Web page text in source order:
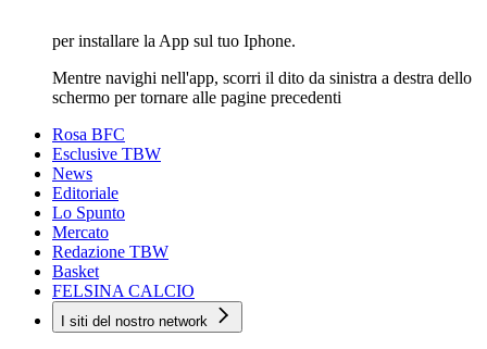
per installare la App sul tuo Iphone.
Mentre navighi nell'app, scorri il dito da sinistra a destra dello
schermo per tornare alle pagine precedenti
Rosa BFC
Esclusive TBW
News
Editoriale
Lo Spunto
Mercato
Redazione TBW
Basket
FELSINA CALCIO
I siti del nostro network